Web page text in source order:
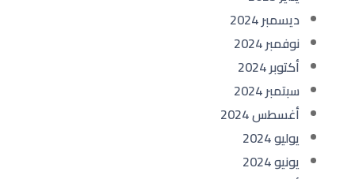
ديسمبر 2024
نوفمبر 2024
أكتوبر 2024
سبتمبر 2024
أغسطس 2024
يوليو 2024
يونيو 2024